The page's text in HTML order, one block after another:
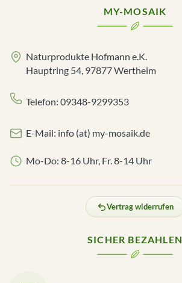
MY-MOSAIK
Naturprodukte Hofmann e.K.
Hauptring 54, 97877 Wertheim
Telefon: 09348-9299353
E-Mail: info (at) my-mosaik.de
Mo-Do: 8-16 Uhr, Fr. 8-14 Uhr
Vertrag widerrufen
SICHER BEZAHLEN